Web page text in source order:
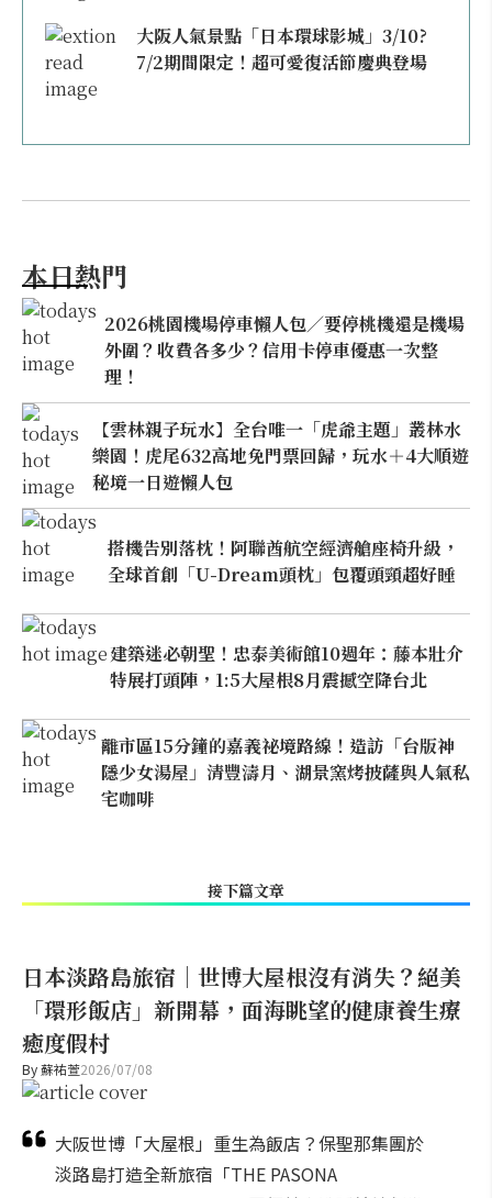
大阪人氣景點「日本環球影城」3/10?
7/2期間限定！超可愛復活節慶典登場
本日熱門
2026桃園機場停車懶人包／要停桃機還是機場
外圍？收費各多少？信用卡停車優惠一次整
理！
【雲林親子玩水】全台唯一「虎爺主題」叢林水
樂園！虎尾632高地免門票回歸，玩水＋4大順遊
秘境一日遊懶人包
搭機告別落枕！阿聯酋航空經濟艙座椅升級，
全球首創「U-Dream頭枕」包覆頭頸超好睡
建築迷必朝聖！忠泰美術館10週年：藤本壯介
特展打頭陣，1:5大屋根8月震撼空降台北
離市區15分鐘的嘉義祕境路線！造訪「台版神
隱少女湯屋」清豐濤月、湖景窯烤披薩與人氣私
宅咖啡
接下篇文章
日本淡路島旅宿｜世博大屋根沒有消失？絕美
「環形飯店」新開幕，面海眺望的健康養生療
癒度假村
By蘇祐萱2026/07/08
大阪世博「大屋根」重生為飯店？保聖那集團於
淡路島打造全新旅宿「THE PASONA